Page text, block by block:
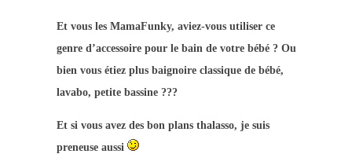
Et vous les MamaFunky, aviez-vous utiliser ce
genre d’accessoire pour le bain de votre bébé ? Ou
bien vous étiez plus baignoire classique de bébé,
lavabo, petite bassine ???
Et si vous avez des bon plans thalasso, je suis
preneuse aussi